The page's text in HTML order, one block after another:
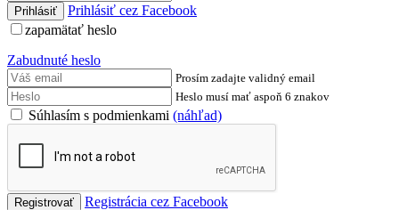
Prihlásiť cez Facebook
zapamätať heslo
Zabudnuté heslo
Prosím zadajte validný email
Heslo musí mať aspoň 6 znakov
Súhlasím s podmienkami (náhľad)
Registrácia cez Facebook